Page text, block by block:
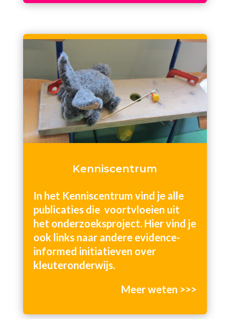
Kenniscentrum
In het Kenniscentrum vind je alle
publicaties die voortvloeien uit
het onderzoeksproject. Hier vind je
ook links naar andere evidence-
informed initiatieven over
kleuteronderwijs.
Meer weten >>>